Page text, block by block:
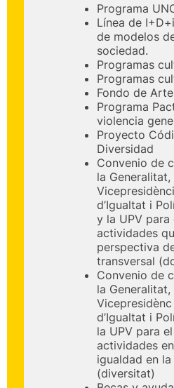
Programa
Línea de
de modelos
sociedad.
Programas
Programas
Fondo de
Programa
violencia
Proyecto
Diversidad
Convenio de
la
d’Igualtat i
y la UPV
actividades
perspectiva
transversal
Convenio de
la
d’Igualtat i
la UPV para
actividades
igualdad en
(diversitat)